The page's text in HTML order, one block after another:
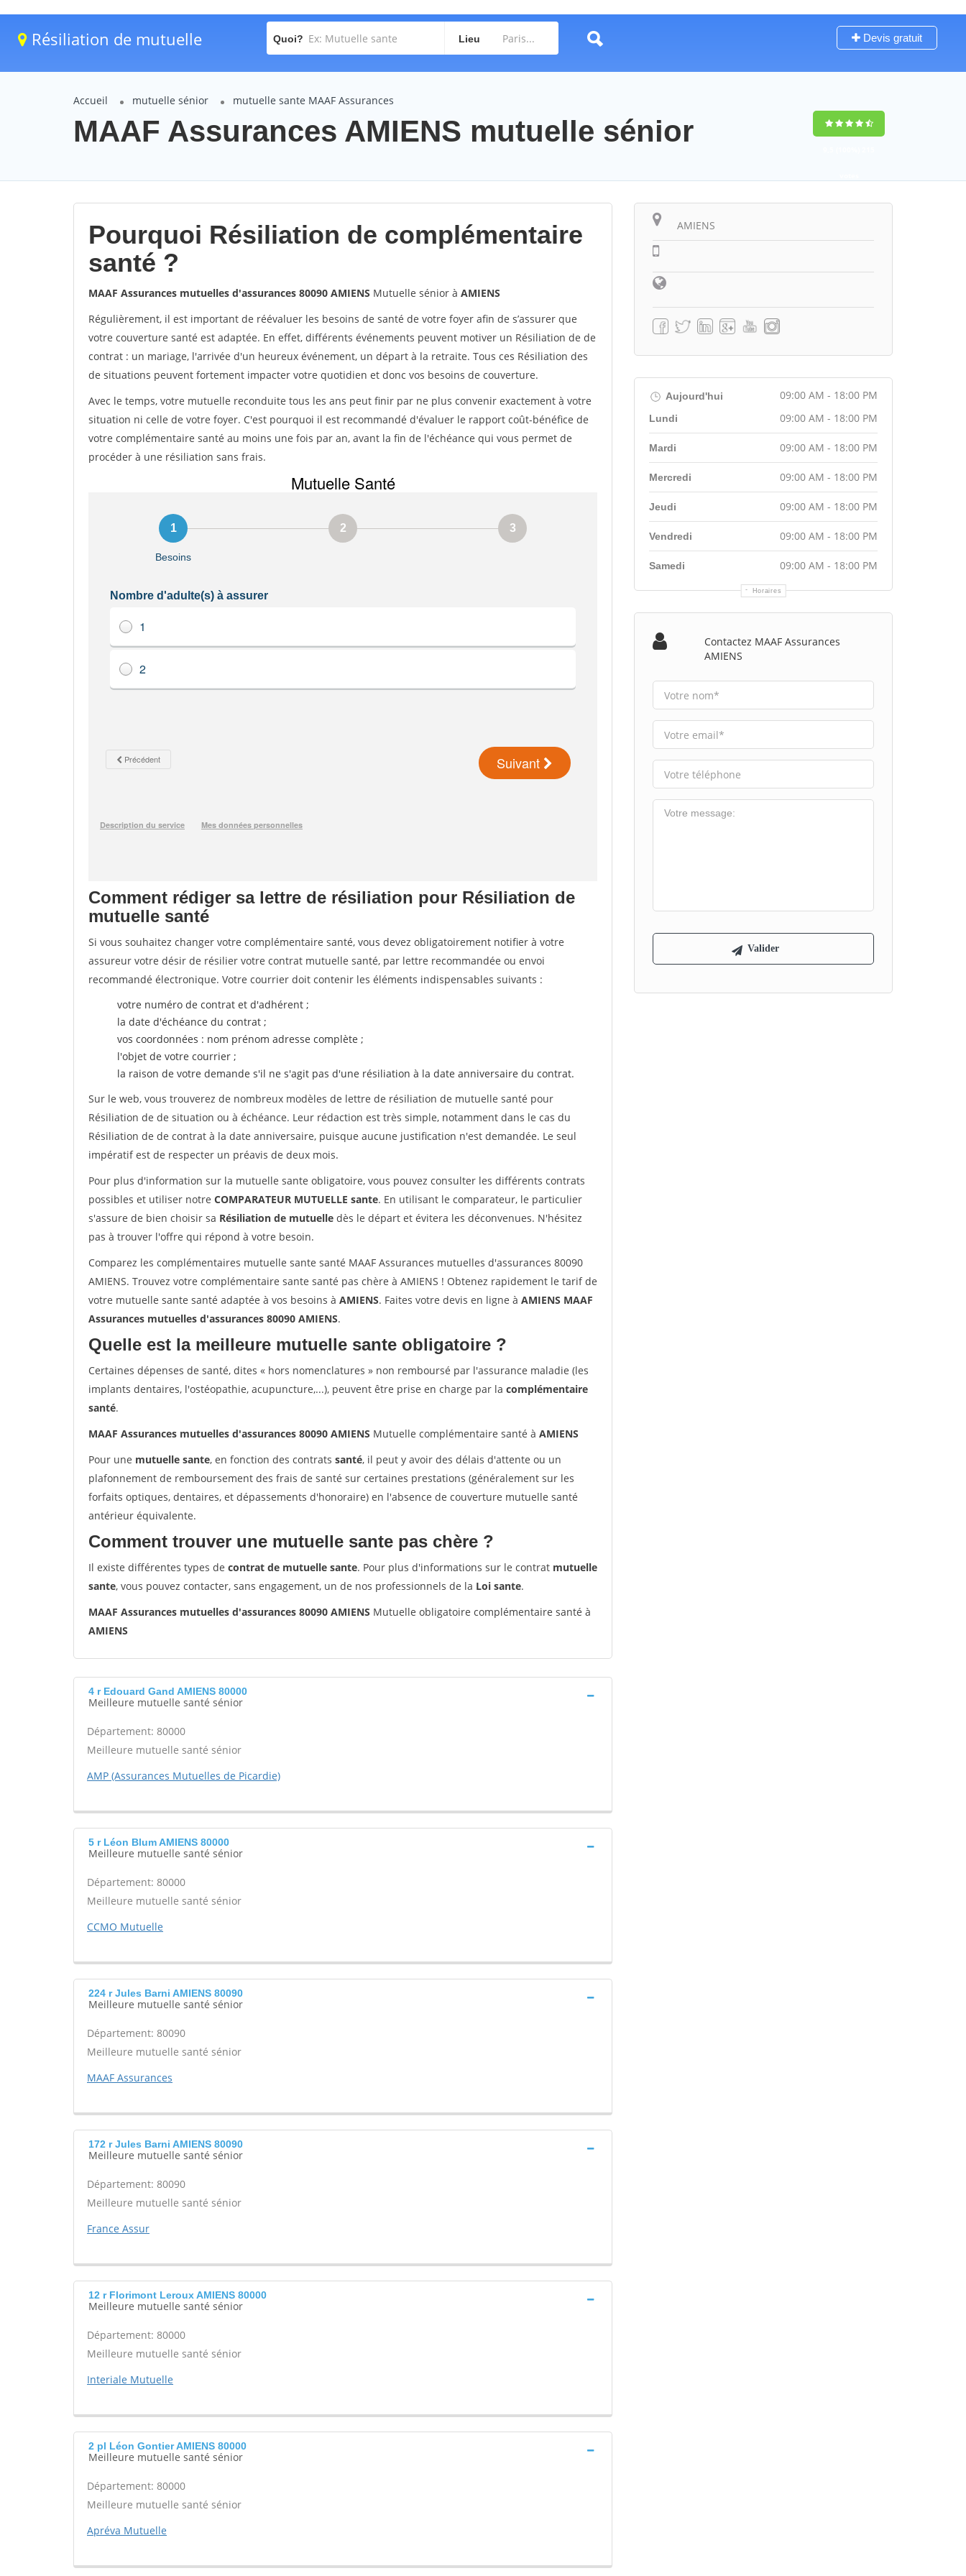
Résiliation de mutuelle Quoi? Lieu Devis gratuit
Accueil mutuelle sénior mutuelle sante MAAF Assurances
MAAF Assurances AMIENS mutuelle sénior
Pourquoi Résiliation de complémentaire
santé ?
MAAF Assurances mutuelles d'assurances 80090 AMIENS Mutuelle sénior à AMIENS
Régulièrement, il est important de réévaluer les besoins de santé de votre foyer afin de s’assurer que
votre couverture santé est adaptée. En effet, différents événements peuvent motiver un Résiliation de de
contrat : un mariage, l'arrivée d'un heureux événement, un départ à la retraite. Tous ces Résiliation des
de situations peuvent fortement impacter votre quotidien et donc vos besoins de couverture.
Avec le temps, votre mutuelle reconduite tous les ans peut finir par ne plus convenir exactement à votre
situation ni celle de votre foyer. C'est pourquoi il est recommandé d'évaluer le rapport coût-bénéfice de
votre complémentaire santé au moins une fois par an, avant la fin de l'échéance qui vous permet de
procéder à une résiliation sans frais.
Comment rédiger sa lettre de résiliation pour Résiliation de
mutuelle santé
Si vous souhaitez changer votre complémentaire santé, vous devez obligatoirement notifier à votre
assureur votre désir de résilier votre contrat mutuelle santé, par lettre recommandée ou envoi
recommandé électronique. Votre courrier doit contenir les éléments indispensables suivants :
votre numéro de contrat et d'adhérent ;
la date d'échéance du contrat ;
vos coordonnées : nom prénom adresse complète ;
l'objet de votre courrier ;
la raison de votre demande s'il ne s'agit pas d'une résiliation à la date anniversaire du contrat.
Sur le web, vous trouverez de nombreux modèles de lettre de résiliation de mutuelle santé pour
Résiliation de de situation ou à échéance. Leur rédaction est très simple, notamment dans le cas du
Résiliation de de contrat à la date anniversaire, puisque aucune justification n'est demandée. Le seul
impératif est de respecter un préavis de deux mois.
Pour plus d'information sur la mutuelle sante obligatoire, vous pouvez consulter les différents contrats
possibles et utiliser notre COMPARATEUR MUTUELLE sante. En utilisant le comparateur, le particulier
s'assure de bien choisir sa Résiliation de mutuelle dès le départ et évitera les déconvenues. N'hésitez
pas à trouver l'offre qui répond à votre besoin.
Comparez les complémentaires mutuelle sante santé MAAF Assurances mutuelles d'assurances 80090
AMIENS. Trouvez votre complémentaire sante santé pas chère à AMIENS ! Obtenez rapidement le tarif de
votre mutuelle sante santé adaptée à vos besoins à AMIENS. Faites votre devis en ligne à AMIENS MAAF
Assurances mutuelles d'assurances 80090 AMIENS.
Quelle est la meilleure mutuelle sante obligatoire ?
Certaines dépenses de santé, dites « hors nomenclatures » non remboursé par l'assurance maladie (les
implants dentaires, l'ostéopathie, acupuncture,...), peuvent être prise en charge par la complémentaire
santé.
MAAF Assurances mutuelles d'assurances 80090 AMIENS Mutuelle complémentaire santé à AMIENS
Pour une mutuelle sante, en fonction des contrats santé, il peut y avoir des délais d'attente ou un
plafonnement de remboursement des frais de santé sur certaines prestations (généralement sur les
forfaits optiques, dentaires, et dépassements d'honoraire) en l'absence de couverture mutuelle santé
antérieur équivalente.
Comment trouver une mutuelle sante pas chère ?
Il existe différentes types de contrat de mutuelle sante. Pour plus d'informations sur le contrat mutuelle
sante, vous pouvez contacter, sans engagement, un de nos professionnels de la Loi sante.
MAAF Assurances mutuelles d'assurances 80090 AMIENS Mutuelle obligatoire complémentaire santé à
AMIENS
4 r Edouard Gand AMIENS 80000
Meilleure mutuelle santé sénior
Département: 80000
Meilleure mutuelle santé sénior
AMP (Assurances Mutuelles de Picardie)
5 r Léon Blum AMIENS 80000
Meilleure mutuelle santé sénior
Département: 80000
Meilleure mutuelle santé sénior
CCMO Mutuelle
224 r Jules Barni AMIENS 80090
Meilleure mutuelle santé sénior
Département: 80090
Meilleure mutuelle santé sénior
MAAF Assurances
172 r Jules Barni AMIENS 80090
Meilleure mutuelle santé sénior
Département: 80090
Meilleure mutuelle santé sénior
France Assur
12 r Florimont Leroux AMIENS 80000
Meilleure mutuelle santé sénior
Département: 80000
Meilleure mutuelle santé sénior
Interiale Mutuelle
2 pl Léon Gontier AMIENS 80000
Meilleure mutuelle santé sénior
Département: 80000
Meilleure mutuelle santé sénior
Apréva Mutuelle
AMIENS
Aujourd'hui 09:00 AM - 18:00 PM
Horaires
Lundi 09:00 AM - 18:00 PM
Mardi 09:00 AM - 18:00 PM
Mercredi 09:00 AM - 18:00 PM
Jeudi 09:00 AM - 18:00 PM
Vendredi 09:00 AM - 18:00 PM
Samedi 09:00 AM - 18:00 PM
Contactez MAAF Assurances
AMIENS